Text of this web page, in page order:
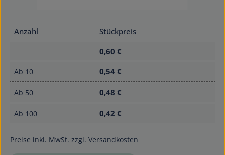
Anzahl
Stückpreis
0,60 €
Ab 10 0,54 €
Ab 50 0,48 €
Ab 100 0,42 €
Preise inkl. MwSt. zzgl. Versandkosten